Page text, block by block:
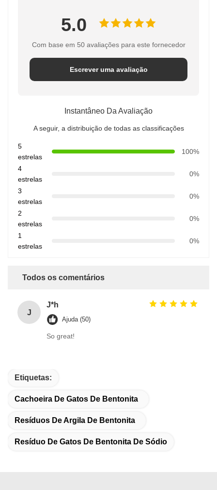
5.0
Com base em 50 avaliações para este fornecedor
Escrever uma avaliação
Instantâneo Da Avaliação
A seguir, a distribuição de todas as classificações
5
estrelas
100%
4
estrelas
0%
3
estrelas
0%
2
estrelas
0%
1
estrelas
0%
Todos os comentários
J
J*h
Ajuda (50)
So great!
Etiquetas:
Cachoeira De Gatos De Bentonita
Resíduos De Argila De Bentonita
Resíduo De Gatos De Bentonita De Sódio